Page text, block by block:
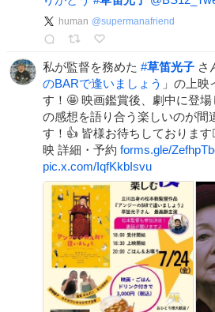
human @supermanafriend
私が監督を務めた #草笛光子 さ
のBARで逢いましょう 」の上映
す！🤩 映画鑑賞後、劇中に登
の感想を語り合う楽しいのが間
す！👍 皆様お待ちしております
映 詳細・予約 forms.gle/
pic.x.com/IqfKkbIsvu